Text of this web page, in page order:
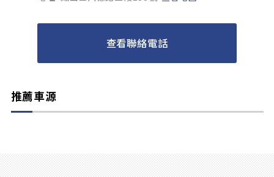
查看聯絡電話
推薦車源